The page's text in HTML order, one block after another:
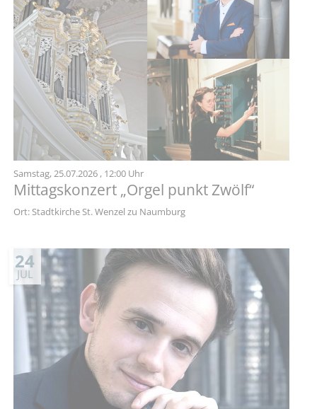
Samstag,25.07.2026 , 12:00 Uhr
Mittagskonzert „Orgel punkt Zwölf“
Ort: Stadtkirche St. Wenzel zu Naumburg
24
JUL